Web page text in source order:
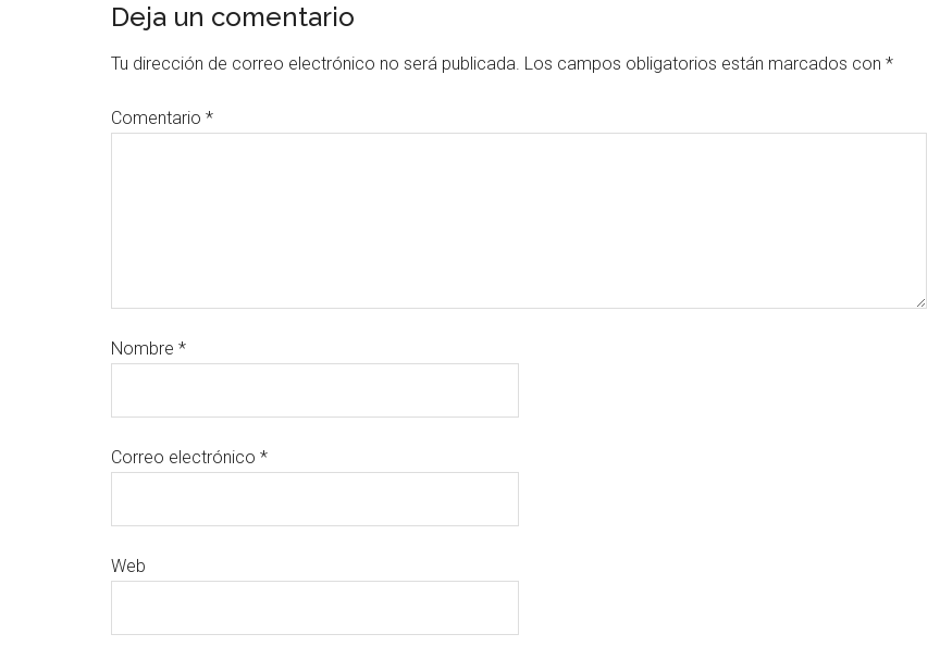
Deja un comentario
Tu dirección de correo electrónico no será publicada. Los campos obligatorios están marcados con *
Comentario *
Nombre *
Correo electrónico *
Web